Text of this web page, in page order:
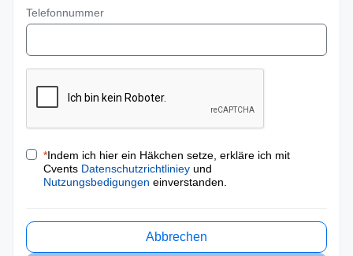
Telefonnummer
*Indem ich hier ein Häkchen setze, erkläre ich mit
Cvents Datenschutzrichtliniey und
Nutzungsbedigungen einverstanden.
Abbrechen